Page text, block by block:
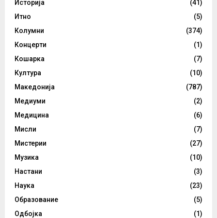
Историја
(41)
Итно
(5)
Колумни
(374)
Концерти
(1)
Кошарка
(7)
Култура
(10)
Македонија
(787)
Медиуми
(2)
Медицина
(6)
Мисли
(7)
Мистерии
(27)
Музика
(10)
Настани
(3)
Наука
(23)
Образование
(5)
Одбојка
(1)